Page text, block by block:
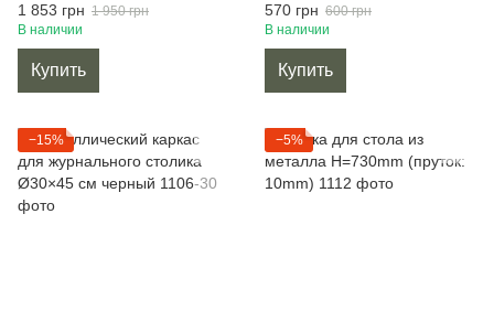
600×100mm, H=730-
750,5mm (Труба:
80x40x1,2mm)
1 853 грн 1 950 грн
В наличии
Купить
352×120mm (труба:
60x60x1,2mm)
570 грн 600 грн
В наличии
Купить
−15% −5%